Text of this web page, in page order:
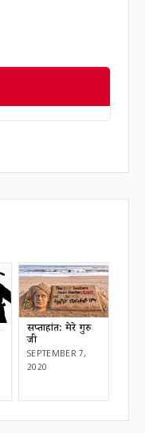
सप्ताहांत: मेरे गुरु
जी
SEPTEMBER 7,
2020